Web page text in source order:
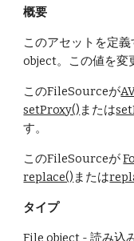
概要
このアセットを定
object。この値を変
このFileSourceが
setProxy() または
す。
このFileSourceが
replace() または
タイプ
File object - 読み込